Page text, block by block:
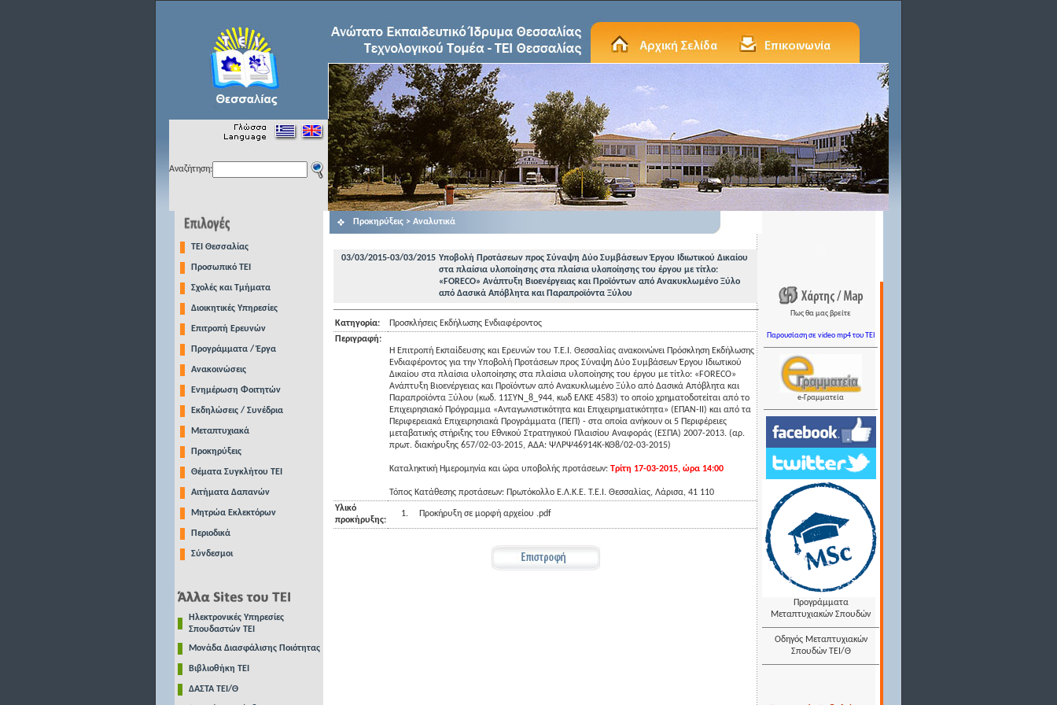
Αναζήτηση:
TEI Θεσσαλίας
Προσωπικό ΤΕΙ
Σχολές και Τμήματα
Διοικητικές Υπηρεσίες
Επιτροπή Ερευνών
Προγράμματα / Έργα
Ανακοινώσεις
Ενημέρωση Φοιτητών
Εκδηλώσεις / Συνέδρια
Μεταπτυχιακά
Προκηρύξεις
Θέματα Συγκλήτου ΤΕΙ
Αιτήματα Δαπανών
Μητρώα Εκλεκτόρων
Περιοδικά
Σύνδεσμοι
Ηλεκτρονικές Υπηρεσίες
Σπουδαστών ΤΕΙ
Μονάδα Διασφάλισης Ποιότητας
Βιβλιοθήκη ΤΕΙ
ΔΑΣΤΑ ΤΕΙ/Θ
Προκηρύξεις > Αναλυτικά
03/03/2015-03/03/2015 Υποβολή Προτάσεων προς Σύναψη Δύο Συμβάσεων Έργου Ιδιωτικού Δικαίου
στα πλαίσια υλοποίησης στα πλαίσια υλοποίησης του έργου με τίτλο:
«FORECO» Ανάπτυξη Βιοενέργειας και Προϊόντων από Ανακυκλωμένο Ξύλο
από Δασικά Απόβλητα και Παραπροϊόντα Ξύλου
Κατηγορία:
Προσκλήσεις Εκδήλωσης Ενδιαφέροντος
Περιγραφή:
Η Επιτροπή Εκπαίδευσης και Ερευνών του Τ.Ε.Ι. Θεσσαλίας ανακοινώνει Πρόσκληση Εκδήλωσης
Ενδιαφέροντος για την Υποβολή Προτάσεων προς Σύναψη Δύο Συμβάσεων Έργου Ιδιωτικού
Δικαίου στα πλαίσια υλοποίησης στα πλαίσια υλοποίησης του έργου με τίτλο: «FORECO»
Ανάπτυξη Βιοενέργειας και Προϊόντων από Ανακυκλωμένο Ξύλο από Δασικά Απόβλητα και
Παραπροϊόντα Ξύλου (κωδ. 11ΣΥΝ_8_944, κωδ ΕΛΚΕ 4583) το οποίο χρηματοδοτείται από το
Επιχειρησιακό Πρόγραμμα «Ανταγωνιστικότητα και Επιχειρηματικότητα» (ΕΠΑΝ-ΙΙ) και από τα
Περιφερειακά Επιχειρησιακά Προγράμματα (ΠΕΠ) - στα οποία ανήκουν οι 5 Περιφέρειες
μεταβατικής στήριξης του Εθνικού Στρατηγικού Πλαισίου Αναφοράς (ΕΣΠΑ) 2007-2013. (αρ.
πρωτ. διακήρυξης 657/02-03-2015, ΑΔΑ: ΨΛΡΨ46914Κ-ΚΘ8/02-03-2015)
Καταληκτική Ημερομηνία και ώρα υποβολής προτάσεων: Τρίτη 17-03-2015, ώρα 14:00
Τόπος Κατάθεσης προτάσεων: Πρωτόκολλο Ε.Λ.Κ.Ε. Τ.Ε.Ι. Θεσσαλίας, Λάρισα, 41 110
Υλικό
προκήρυξης:
1. Προκήρυξη σε μορφή αρχείου .pdf
Πως θα μας βρείτε
Παρουσίαση σε video mp4 του TEI
e-Γραμματεία
Προγράμματα
Μεταπτυχιακών Σπουδών
Οδηγός Μεταπτυχιακών
Σπουδών ΤΕΙ/Θ